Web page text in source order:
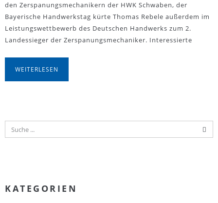
den Zerspanungsmechanikern der HWK Schwaben, der
Bayerische Handwerkstag kürte Thomas Rebele außerdem im
Leistungswettbewerb des Deutschen Handwerks zum 2.
Landessieger der Zerspanungsmechaniker. Interessierte
WEITERLESEN
KATEGORIEN